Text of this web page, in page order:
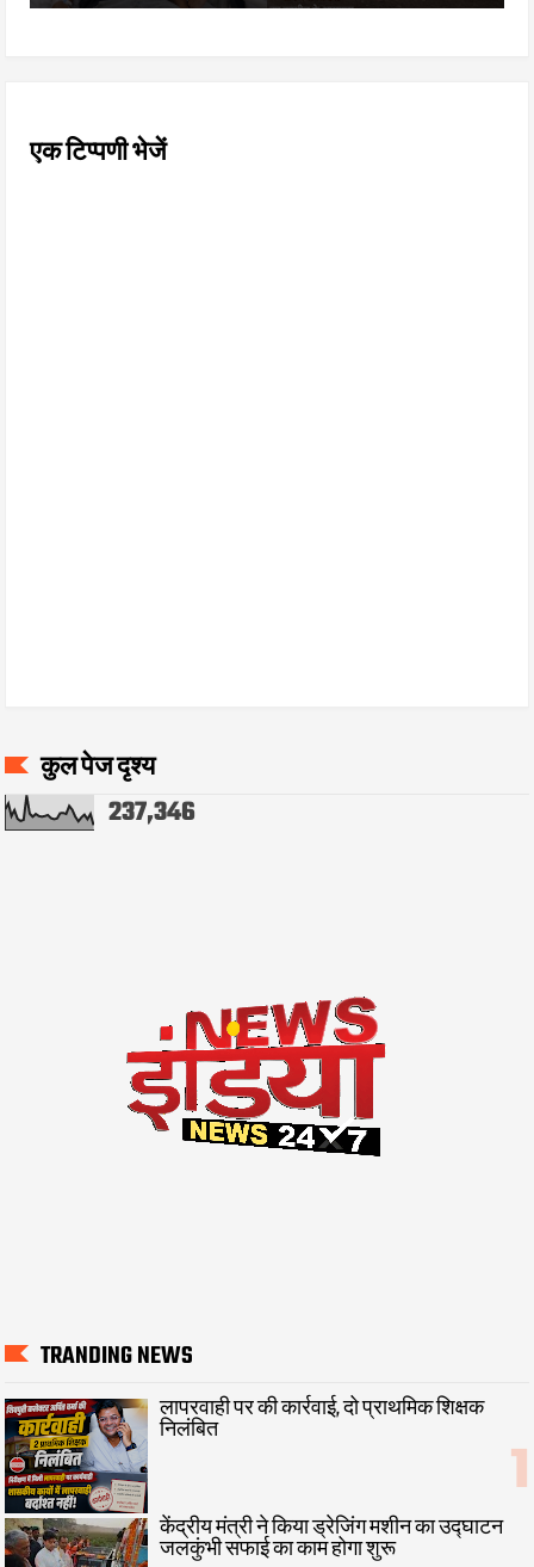
एक टिप्पणी भेजें
कुल पेज दृश्य
237,346
TRANDING NEWS
लापरवाही पर की कार्रवाई, दो प्राथमिक शिक्षक
निलंबित
केंद्रीय मंत्री ने किया ड्रेजिंग मशीन का उद्घाटन
जलकुंभी सफाई का काम होगा शुरू